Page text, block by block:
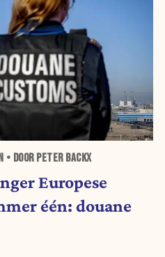
• DOOR PETER BACKX
Europese
één: douane